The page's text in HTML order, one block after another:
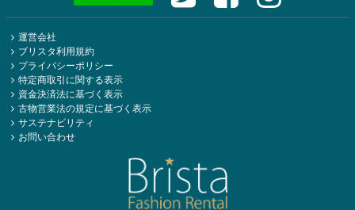
運営会社
ブリスタ利用規約
プライバシーポリシー
特定商取引に関する表示
資金決済法に基づく表示
古物営業法の規定に基づく表示
サステナビリティ
お問い合わせ